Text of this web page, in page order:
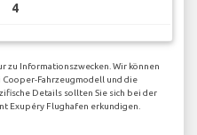
4
zu Informationszwecken. Wir können
Cooper-Fahrzeugmodell und die
Details sollten Sie sich bei der
Exupéry Flughafen erkundigen.